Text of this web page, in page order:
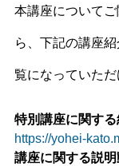
本講座について
ら、下記の講座
覧になっていただ
特別講座に関す
https://yohei-
講座に関する説